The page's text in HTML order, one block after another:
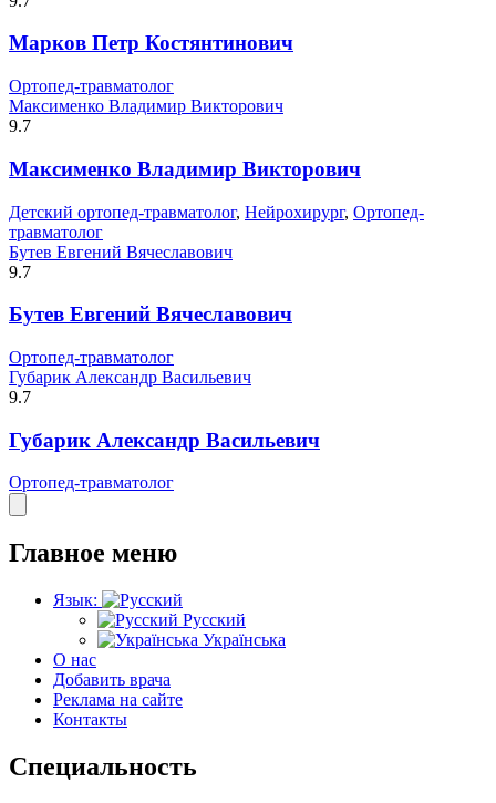
Марков Петр Костянтинович
Ортопед-травматолог
Максименко Владимир Викторович
9.7
Максименко Владимир Викторович
Детский ортопед-травматолог, Нейрохирург, Ортопед-
травматолог
Бутев Евгений Вячеславович
9.7
Бутев Евгений Вячеславович
Ортопед-травматолог
Губарик Александр Васильевич
9.7
Губарик Александр Васильевич
Ортопед-травматолог
Главное меню
Язык:
Русский
Українська
О нас
Добавить врача
Реклама на сайте
Контакты
Специальность